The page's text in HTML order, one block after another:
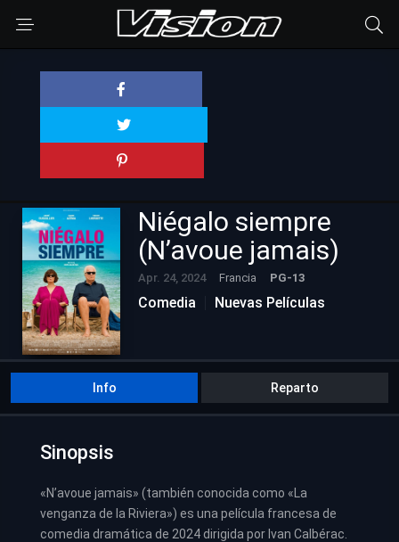
Niégalo siempre
(N’avoue jamais)
Apr. 24, 2024 Francia PG-13
Comedia Nuevas Películas
Info Reparto
Sinopsis
«N’avoue jamais» (también conocida como «La
venganza de la Riviera») es una película francesa de
comedia dramática de 2024 dirigida por Ivan Calbérac.